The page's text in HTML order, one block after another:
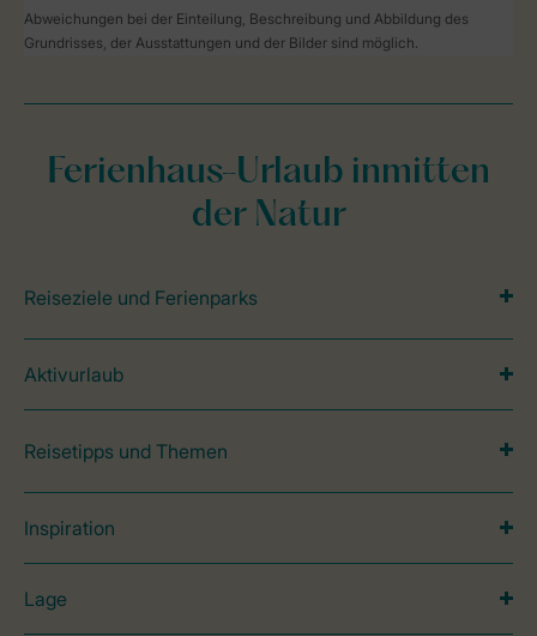
Abweichungen bei der Einteilung, Beschreibung und Abbildung des
Grundrisses, der Ausstattungen und der Bilder sind möglich.
Ferienhaus-Urlaub inmitten
der Natur
Reiseziele und Ferienparks
Aktivurlaub
Reisetipps und Themen
Inspiration
Lage